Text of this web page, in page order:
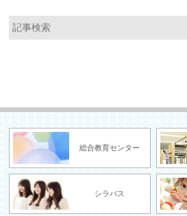
総合教育センター
シラバス